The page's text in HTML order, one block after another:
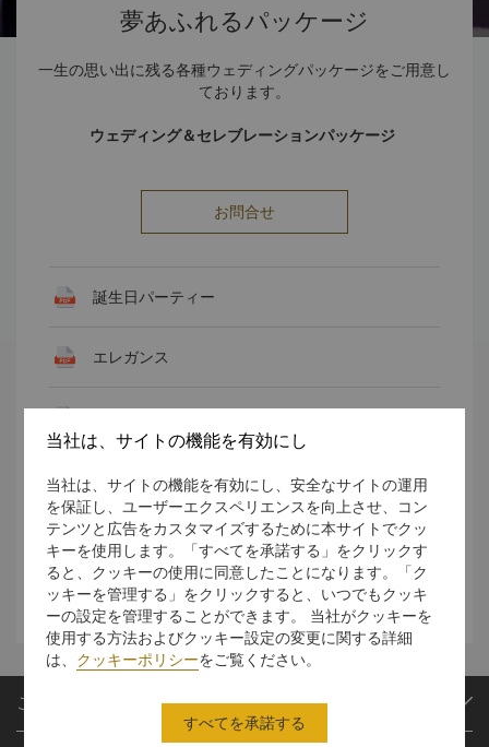
夢あふれるパッケージ
一生の思い出に残る各種ウェディングパッケージをご用意し
ております。
ウェディング＆セレブレーションパッケージ
お問合せ
誕生日パーティー
エレガンス
グラマー
インフィニット
インダルジェンス
ご予約
当社は、サイトの機能を有効にし
当社は、サイトの機能を有効にし、安全なサイトの運用
を保証し、ユーザーエクスペリエンスを向上させ、コン
テンツと広告をカスタマイズするために本サイトでクッ
キーを使用します。「すべてを承諾する」をクリックす
ると、クッキーの使用に同意したことになります。「ク
ッキーを管理する」をクリックすると、いつでもクッキ
ーの設定を管理することができます。 当社がクッキーを
使用する方法およびクッキー設定の変更に関する詳細
は、 クッキーポリシーをご覧ください。
すべてを承諾する